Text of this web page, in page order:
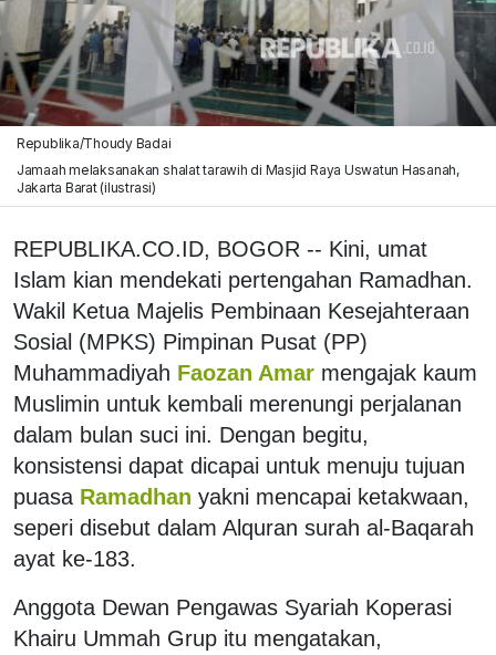
Republika/Thoudy Badai
Jamaah melaksanakan shalat tarawih di Masjid Raya Uswatun Hasanah,
Jakarta Barat (ilustrasi)
REPUBLIKA.CO.ID, BOGOR -- Kini, umat
Islam kian mendekati pertengahan Ramadhan.
Wakil Ketua Majelis Pembinaan Kesejahteraan
Sosial (MPKS) Pimpinan Pusat (PP)
Muhammadiyah Faozan Amar mengajak kaum
Muslimin untuk kembali merenungi perjalanan
dalam bulan suci ini. Dengan begitu,
konsistensi dapat dicapai untuk menuju tujuan
puasa Ramadhan yakni mencapai ketakwaan,
seperi disebut dalam Alquran surah al-Baqarah
ayat ke-183.
Anggota Dewan Pengawas Syariah Koperasi
Khairu Ummah Grup itu mengatakan,